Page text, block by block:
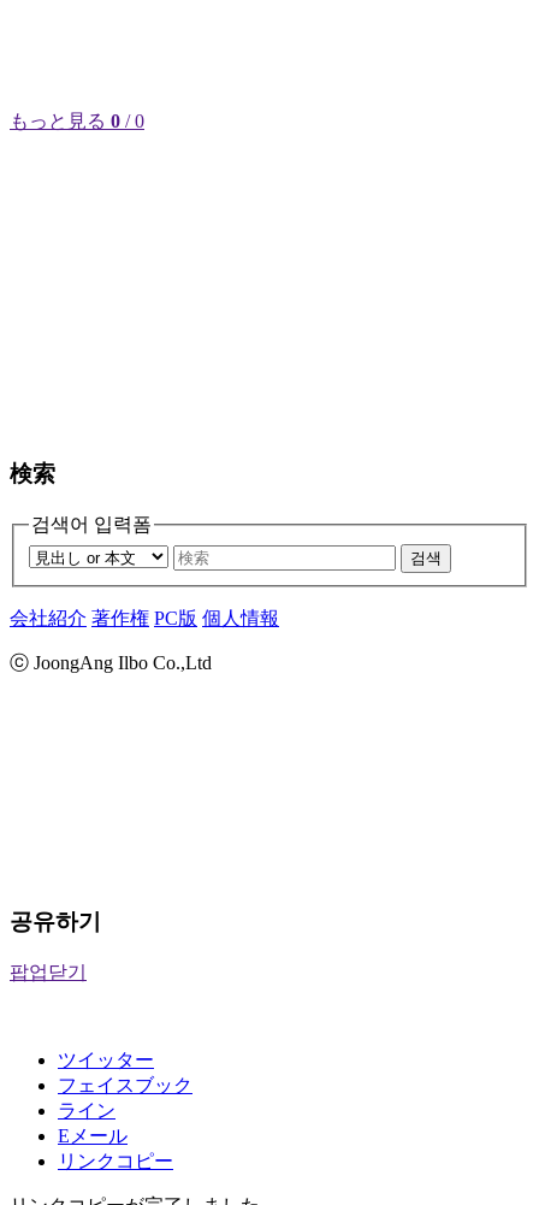
もっと見る 0 / 0
検索
검색어 입력폼
검색
会社紹介 著作権 PC版 個人情報
ⓒ JoongAng Ilbo Co.,Ltd
공유하기
팝업닫기
ツイッター
フェイスブック
ライン
Eメール
リンクコピー